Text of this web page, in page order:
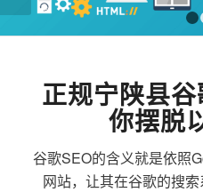
正规宁陕县
你摆脱
谷歌SEO的含义就是依照
网站，让其在谷歌的搜